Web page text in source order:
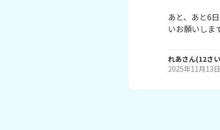
あと、あと6
いお願いしま
れあさん(12さ
2025年11月13日